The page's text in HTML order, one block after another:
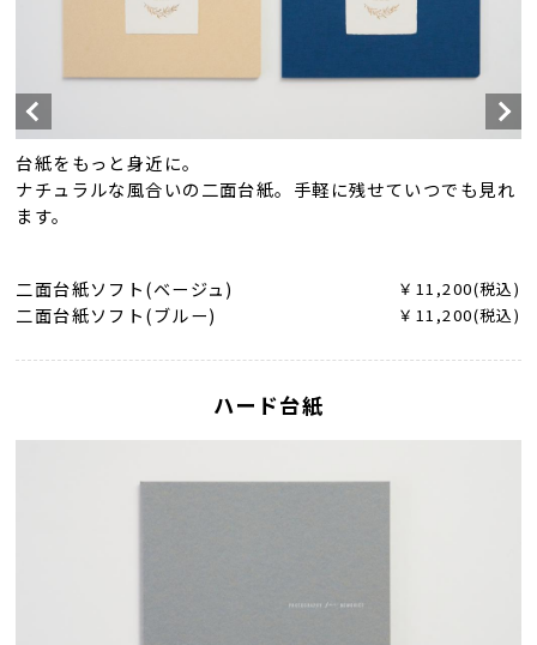
台紙をもっと身近に。
ナチュラルな風合いの二面台紙。手軽に残せていつでも見れ
ます。
二面台紙ソフト(ベージュ) ￥11,200(税込)
二面台紙ソフト(ブルー) ￥11,200(税込)
ハード台紙